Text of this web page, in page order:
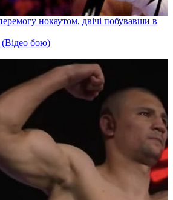
нокаутом, двічі побувавши в
бою)